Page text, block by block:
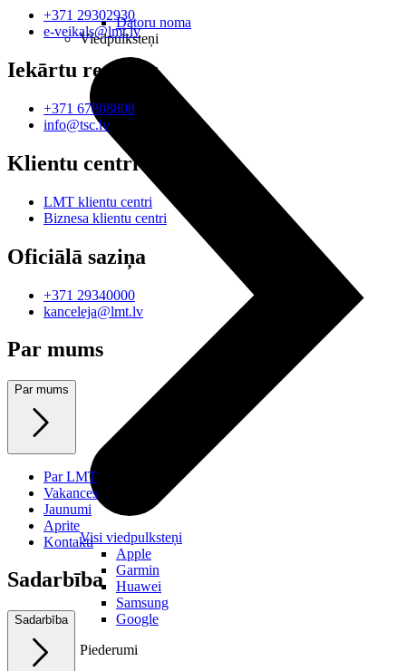
Datoru noma
Viedpulksteņi
Visi viedpulksteņi
Apple
Garmin
Huawei
Samsung
Google
Piederumi
+371 29302930
e-veikals@lmt.lv
Iekārtu remonts
+371 67808808
info@tsc.lv
Klientu centri
LMT klientu centri
Biznesa klientu centri
Oficiālā saziņa
+371 29340000
kanceleja@lmt.lv
Par mums
Par mums
Par LMT
Vakances
Jaunumi
Aprite
Kontakti
Sadarbība
Sadarbība